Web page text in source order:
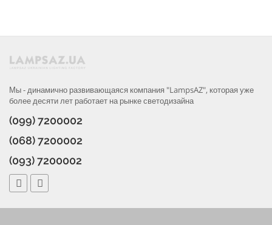
Мы - динамично развивающаяся компания "LampsAZ", которая уже
более десяти лет работает на рынке светодизайна
(099) 7200002
(068) 7200002
(093) 7200002